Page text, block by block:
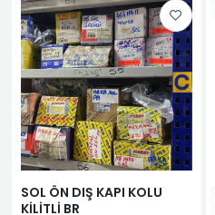
SOL ÖN DIŞ KAPI KOLU
KİLİTLİ BR